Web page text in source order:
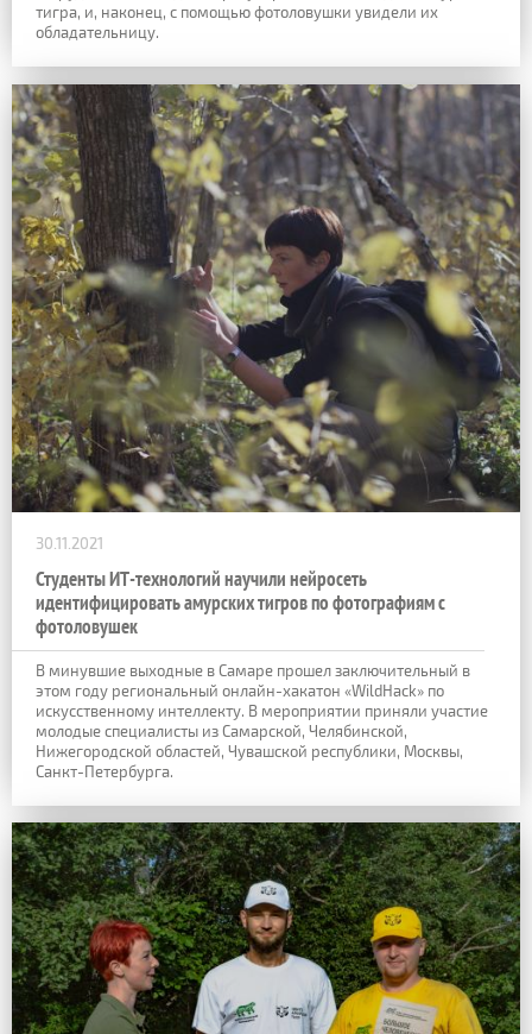
тигра, и, наконец, с помощью фотоловушки увидели их
обладательницу.
30.11.2021
Студенты ИТ-технологий научили нейросеть
идентифицировать амурских тигров по фотографиям с
фотоловушек
В минувшие выходные в Самаре прошел заключительный в
этом году региональный онлайн-хакатон «WildHack» по
искусственному интеллекту. В мероприятии приняли участие
молодые специалисты из Самарской, Челябинской,
Нижегородской областей, Чувашской республики, Москвы,
Санкт-Петербурга.